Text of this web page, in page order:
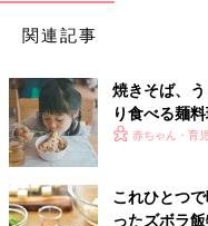
関連記事
焼きそば、
り食べる麺
赤ちゃん・育
これひとつ
ったズボラ